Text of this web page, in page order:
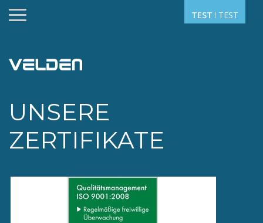
TEST TEST
UNSERE
ZERTIFIKATE